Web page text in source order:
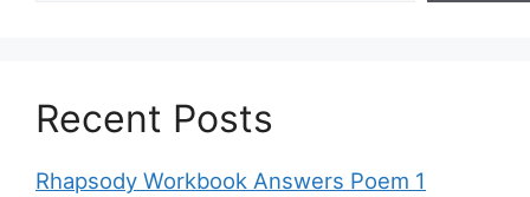
Recent Posts
Rhapsody Workbook Answers Poem 1